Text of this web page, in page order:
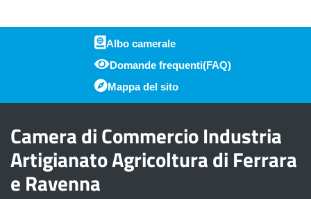
Piè di pagina
Albo camerale
Domande frequenti(FAQ)
Mappa del sito
Camera di Commercio Industria
Artigianato Agricoltura di Ferrara
e Ravenna